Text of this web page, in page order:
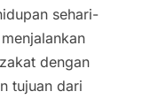
sehari-
dengan
tujuan dari